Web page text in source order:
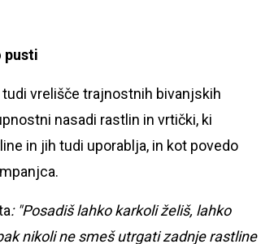
pusti
vrelišče trajnostnih bivanjskih
nasadi rastlin in vrtički, ki
in jih tudi uporablja, in kot povedo
: "Posadiš lahko karkoli želiš, lahko
nikoli ne smeš utrgati zadnje rastline